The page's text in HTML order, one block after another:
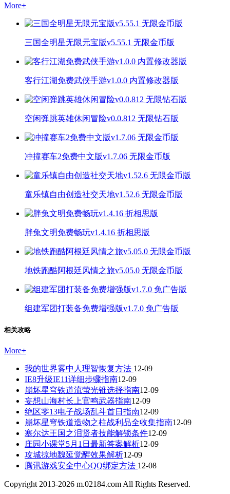
More+
三国全明星无限元宝版v5.55.1 无限金币版
客行江湖免费武侠手游v1.0.0 内置修改器版
空闲弹跳英雄休闲冒险v0.0.812 无限钻石版
冲撞赛车2免费中文版v1.7.06 无限金币版
童乐镇自由创造社交天地v1.52.6 无限金币版
胖兔文明免费畅玩v1.4.16 折相思版
地铁跑酷阿根廷风情之旅v5.05.0 无限金币版
组建军团打装备免费增强版v1.7.0 免广告版
相关攻略
More+
我的世界雾中人理智恢复方法 12-09
IE8升级IE11详细步骤指南12-09
崩坏星穹铁道流萤光锥选择指南12-09
妄想山海村长上官鸣武器指南12-09
绝区零13电子战场乱斗首日指南12-09
崩坏星穹铁道造物之柱战利品全收集指南12-09
塞尔达王国之泪贤者技能解锁条件12-09
庄园小课堂5月1日最新答案解析12-09
攻城掠地魏延觉醒效果解析12-09
腾讯游戏安全中心QQ绑定方法 12-08
Copyright 2013-2026 m.02184.com All Rights Reserved.